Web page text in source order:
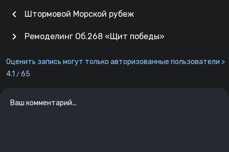
chevron_left Штормовой Морской рубеж
Ремоделинг Об.268 «Щит победы»
chevron_right
Оценить запись могут только авторизованные пользователи >
4.1 / 65